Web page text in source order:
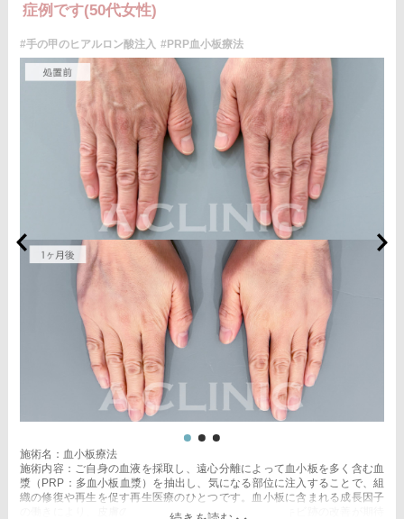
症例です(50代女性)
#手の甲のヒアルロン酸注入 #PRP血小板療法
施術名：血小板療法
施術内容：ご自身の血液を採取し、遠心分離によって血小板を多く含む血
漿（PRP：多血小板血漿）を抽出し、気になる部位に注入することで、組
織の修復や再生を促す再生医療のひとつです。血小板に含まれる成長因子
の働きにより、皮膚のハリや弾力を高め、小じわやニキビ跡の改善が期待